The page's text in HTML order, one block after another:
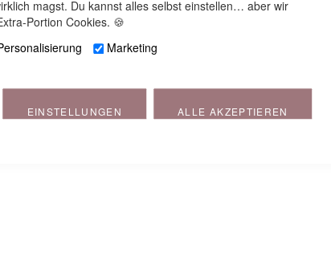
magst. Du kannst alles selbst einstellen… aber wir
Portion Cookies. 🍪
Marketing
ALLE AKZEPTIEREN
EINSTELLUNGEN
| 42 Grau
Bezug für das Wynnie | reine Baumwolle |
33 Punkte grau